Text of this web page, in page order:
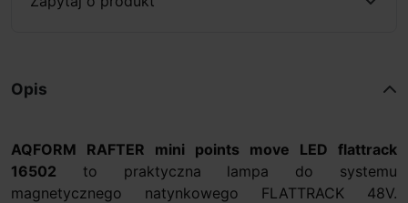
Opis
AQFORM RAFTER mini points move LED flattrack
16502 to praktyczna lampa do systemu
magnetycznego natynkowego FLATTRACK 48V.